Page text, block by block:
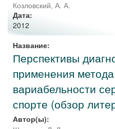
Козловский, А. А.
Дата:
2012
Название:
Перспективы
применения
вариабельности
спорте (обзор
Автор(ы):